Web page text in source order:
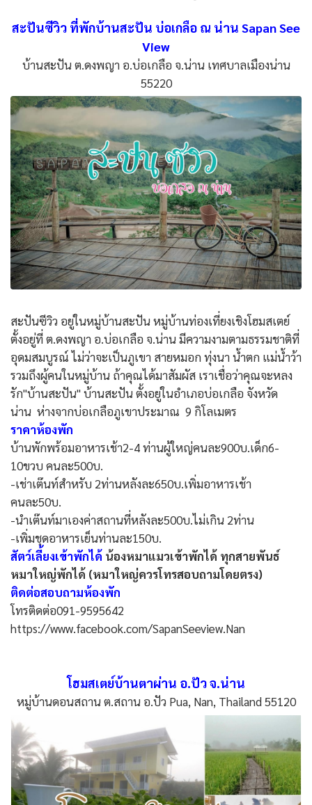
สะปันซีวิว ที่พักบ้านสะปัน บ่อเกลือ ณ น่าน Sapan See
View
บ้านสะปัน ต.ดงพญา อ.บ่อเกลือ จ.น่าน เทศบาลเมืองน่าน
55220
สะปันซีวิว อยู่ในหมู่บ้านสะปัน หมู่บ้านท่องเที่ยงเชิงโฮมสเตย์
ตั้งอยู่ที่ ต.ดงพญา อ.บ่อเกลือ จ.น่าน มีความงามตามธรรมชาติที่
อุดมสมบูรณ์ ไม่ว่าจะเป็นภูเขา สายหมอก ทุ่งนา น้ำตก แม่น้ำว้า
รวมถึงผู้คนในหมู่บ้าน ถ้าคุณได้มาสัมผัส เราเชื่อว่าคุณจะหลง
รัก"บ้านสะปัน" บ้านสะปัน ตั้งอยู่ในอำเภอบ่อเกลือ จังหวัด
น่าน ห่างจากบ่อเกลือภูเขาประมาณ 9 กิโลเมตร
ราคาห้องพัก
บ้านพักพร้อมอาหารเช้า2-4 ท่านผู้ใหญ่คนละ900บ.เด็ก6-
10ขวบ คนละ500บ.
-เช่าเต๊นท์สำหรับ 2ท่านหลังละ650บ.เพิ่มอาหารเช้า
คนละ50บ.
-นำเต๊นท์มาเองค่าสถานที่หลังละ500บ.ไม่เกิน 2ท่าน
-เพิ่มชุดอาหารเย็นท่านละ150บ.
สัตว์เลี้ยงเข้าพักได้ น้องหมาแมวเข้าพักได้ ทุกสายพันธ์
หมาใหญ่พักได้ (หมาใหญ่ควรโทรสอบถามโดยตรง)
ติดต่อสอบถามห้องพัก
โทรติดต่อ091-9595642
https://www.facebook.com/SapanSeeview.Nan
โฮมสเตย์บ้านตาผ่าน อ.ปัว จ.น่าน
หมู่บ้านดอนสถาน ต.สถาน อ.ปัว Pua, Nan, Thailand 55120